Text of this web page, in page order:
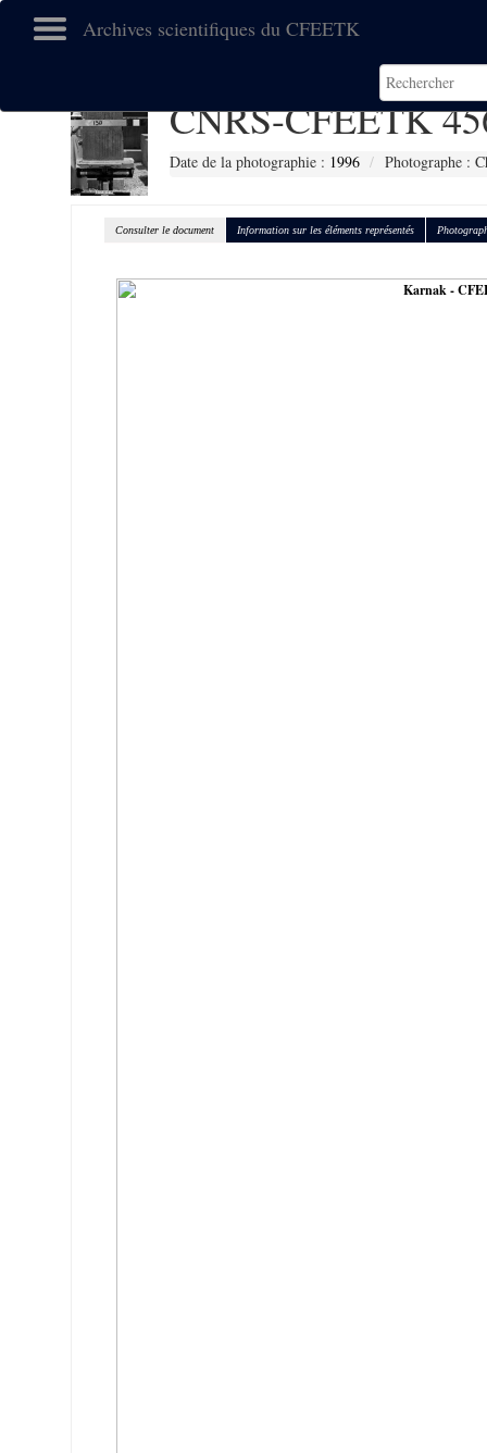
Archives scientifiques du CFEETK
CNRS-CFEETK
Date de la photographie : 1996 Photographe :
Consulter le document Information sur les éléments représentés